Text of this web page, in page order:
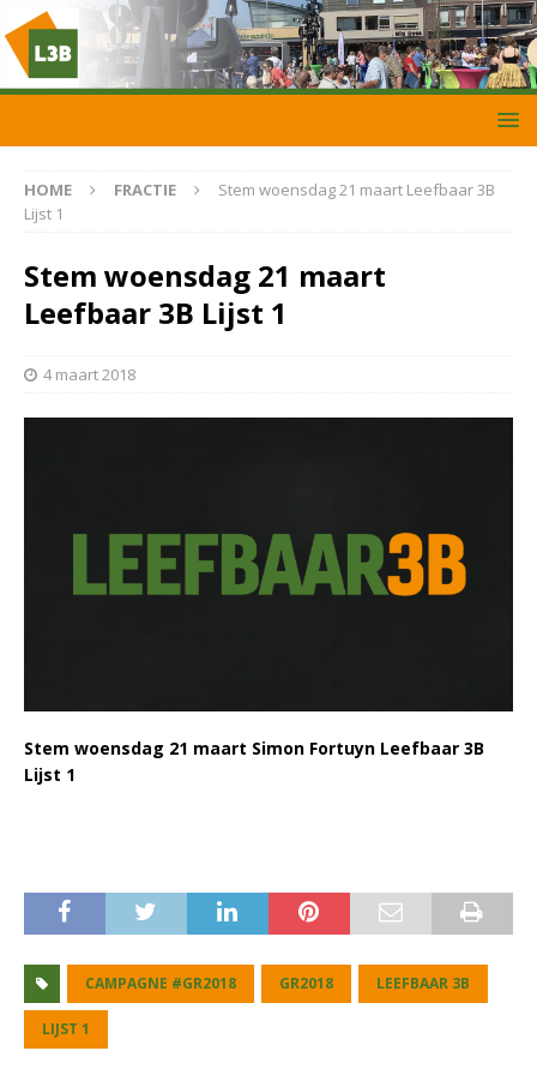
HOME FRACTIE
Stem woensdag 21 maart Leefbaar 3B
Lijst 1
Stem woensdag 21 maart
Leefbaar 3B Lijst 1
4 maart 2018
Stem woensdag 21 maart Simon Fortuyn Leefbaar 3B
Lijst 1
CAMPAGNE #GR2018 GR2018 LEEFBAAR 3B
LIJST 1